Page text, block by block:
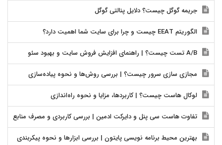
جریمه گوگل چیست؟ دلایل پنالتی گوگل
الگوریتم EEAT چیست و چرا برای سایت شما اهمیت دارد؟
مجازی سازی سرور چیست؟ | بررسی روش‌ها و نحوه پیاده‌سازی
لوکال هاست چیست؟ | کاربردها، مزایا و نحوه راه‌اندازی
تفاوت هاست سی پنل و دایرکت ادمین | بررسی کاربردی و مصرف منابع
بهترین محیط برنامه نویسی پایتون | بررسی ابزارها و نحوه پیکربندی